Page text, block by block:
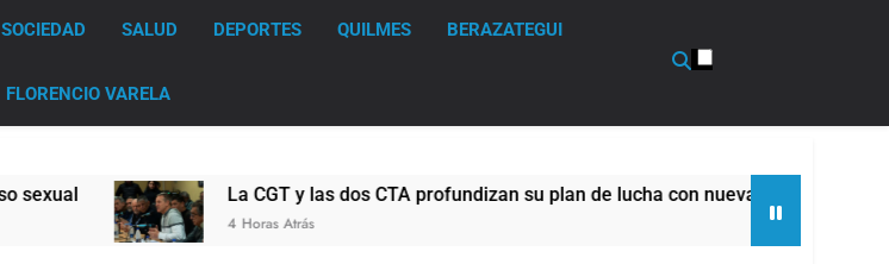
SOCIEDAD SALUD DEPORTES QUILMES BERAZATEGUI
FLORENCIO VARELA
La CGT y las dos CTA profundizan su plan de lucha con nuevas marchas contra el Gobierno
4 Horas Atrás